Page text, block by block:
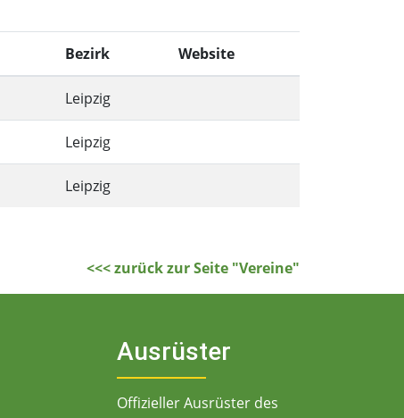
Bezirk Website
Leipzig
Leipzig
Leipzig
<<< zurück zur Seite "Vereine"
Ausrüster
Offizieller Ausrüster des